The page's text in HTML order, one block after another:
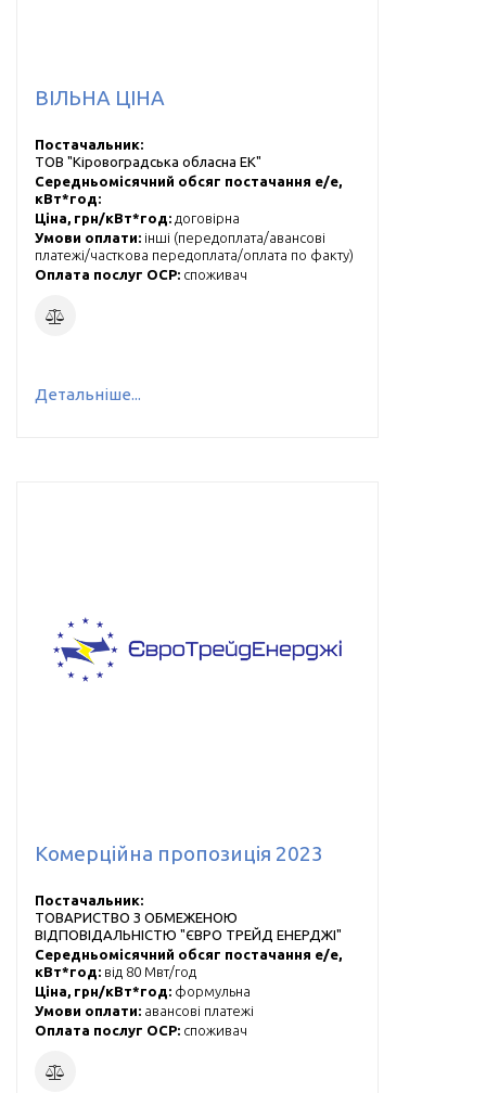
ВІЛЬНА ЦІНА
Постачальник:
ТОВ "Кіровоградська обласна ЕК"
Середньомісячний обсяг постачання е/е,
кВт*год:
Ціна, грн/кВт*год: договірна
Умови оплати: інші (передоплата/авансові
платежі/часткова передоплата/оплата по факту)
Оплата послуг ОСР: cпоживач
Детальніше...
Комерційна пропозиція 2023
Постачальник:
ТОВАРИСТВО З ОБМЕЖЕНОЮ
ВІДПОВІДАЛЬНІСТЮ "ЄВРО ТРЕЙД ЕНЕРДЖІ"
Середньомісячний обсяг постачання е/е,
кВт*год: від 80 Мвт/год
Ціна, грн/кВт*год: формульна
Умови оплати: авансові платежі
Оплата послуг ОСР: cпоживач